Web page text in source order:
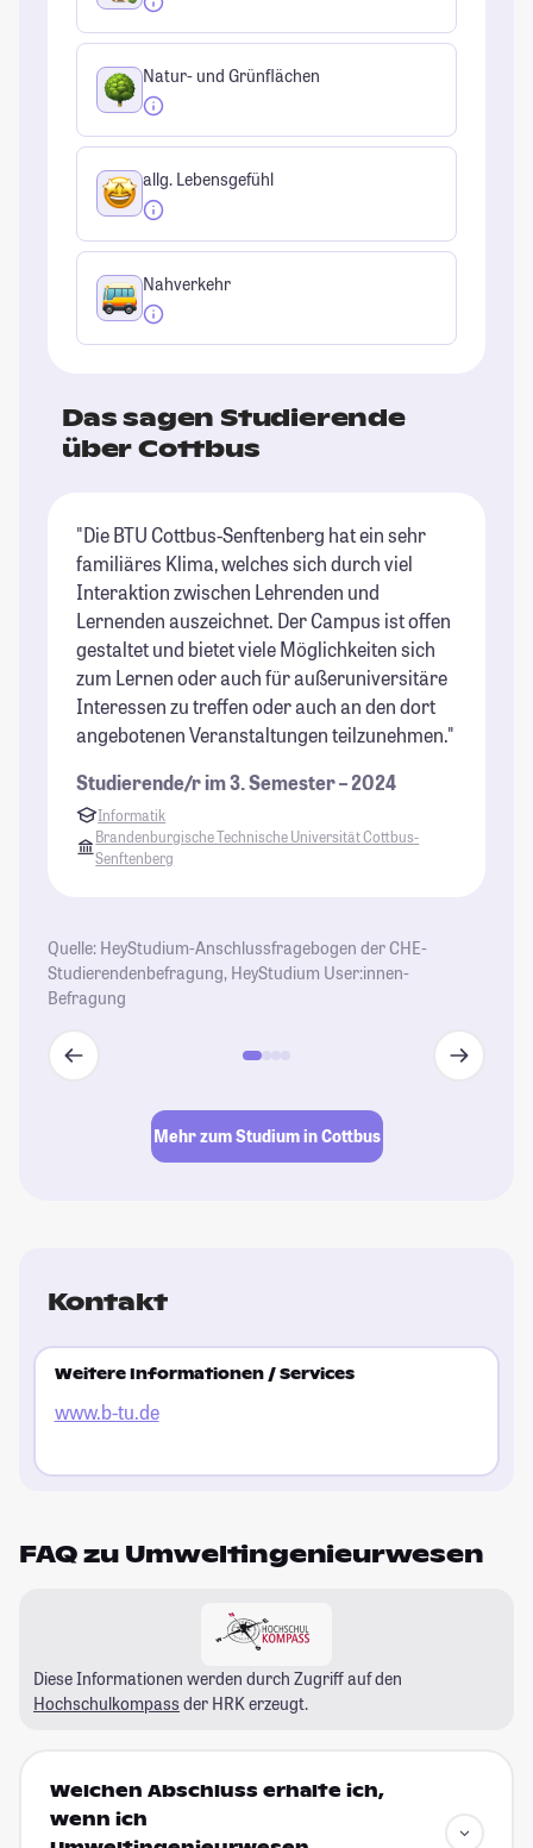
Natur- und Grünflächen
allg. Lebensgefühl
Nahverkehr
Das sagen Studierende
über Cottbus
"Die BTU Cottbus-Senftenberg hat ein sehr
familiäres Klima, welches sich durch viel
Interaktion zwischen Lehrenden und
Lernenden auszeichnet. Der Campus ist offen
gestaltet und bietet viele Möglichkeiten sich
zum Lernen oder auch für außeruniversitäre
Interessen zu treffen oder auch an den dort
angebotenen Veranstaltungen teilzunehmen."
Studierende/r im 3. Semester – 2024
Informatik
Brandenburgische Technische Universität Cottbus-
Senftenberg
Quelle: HeyStudium-Anschlussfragebogen der CHE-
Studierendenbefragung, HeyStudium User:innen-
Befragung
Mehr zum Studium in Cottbus
Kontakt
Weitere Informationen / Services
www.b-tu.de
FAQ zu Umweltingenieurwesen
Diese Informationen werden durch Zugriff auf den
Hochschulkompass der HRK erzeugt.
Welchen Abschluss erhalte ich,
wenn ich